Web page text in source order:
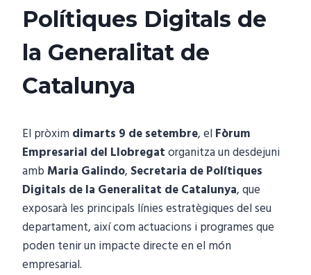
Polítiques Digitals de
la Generalitat de
Catalunya
El pròxim dimarts 9 de setembre, el Fòrum
Empresarial del Llobregatorganitza un desdejuni
amb Maria Galindo, Secretaria de Polítiques
Digitals de la Generalitat de Catalunya, que
exposarà les principals línies estratègiques del seu
departament, així com actuacions i programes que
poden tenir un impacte directe en el món
empresarial.